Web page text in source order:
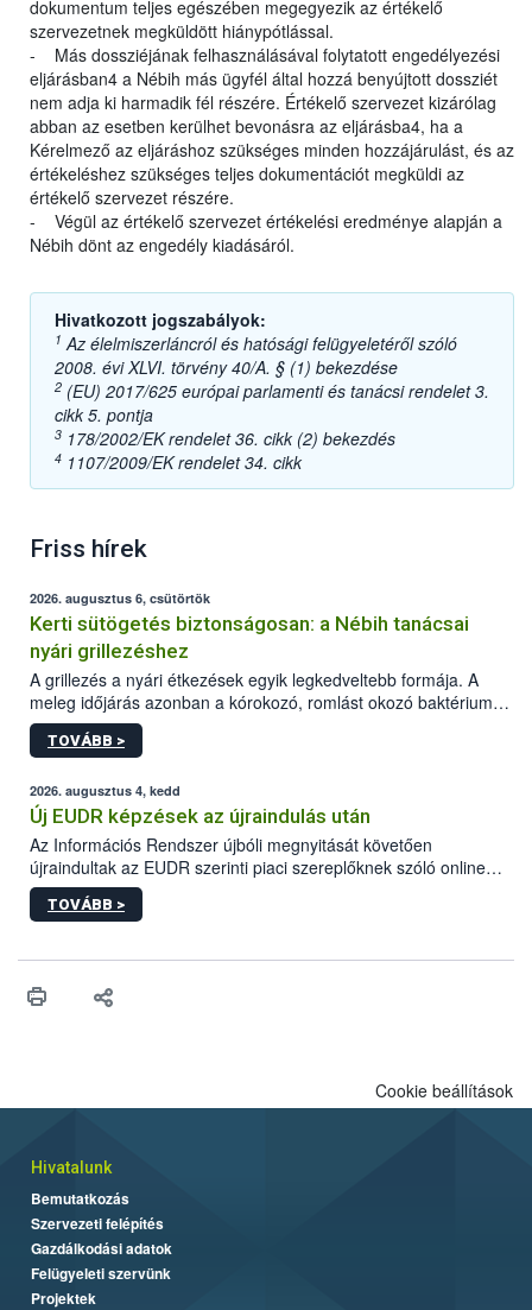
dokumentum teljes egészében megegyezik az értékelő
szervezetnek megküldött hiánypótlással.
- Más dossziéjának felhasználásával folytatott engedélyezési
eljárásban4 a Nébih más ügyfél által hozzá benyújtott dossziét
nem adja ki harmadik fél részére. Értékelő szervezet kizárólag
abban az esetben kerülhet bevonásra az eljárásba4, ha a
Kérelmező az eljáráshoz szükséges minden hozzájárulást, és az
értékeléshez szükséges teljes dokumentációt megküldi az
értékelő szervezet részére.
- Végül az értékelő szervezet értékelési eredménye alapján a
Nébih dönt az engedély kiadásáról.
Hivatkozott jogszabályok:
1 Az élelmiszerláncról és hatósági felügyeletéről szóló
2008. évi XLVI. törvény 40/A. § (1) bekezdése
2 (EU) 2017/625 európai parlamenti és tanácsi rendelet 3.
cikk 5. pontja
3 178/2002/EK rendelet 36. cikk (2) bekezdés
4 1107/2009/EK rendelet 34. cikk
Friss hírek
2026. augusztus 6, csütörtök
Kerti sütögetés biztonságosan: a Nébih tanácsai
nyári grillezéshez
A grillezés a nyári étkezések egyik legkedveltebb formája. A
meleg időjárás azonban a kórokozó, romlást okozó baktériumok
gyorsabb szaporodásának is kedvez. A szabadtéri sütögetés
ezért nem csupán a megfelelő sütési technikáról szól: legalább
higiéniai szabályok betartása, a megfelelő hőkezelés, valamint a
maradékok szakszerű tárolása. A Nemzeti Élelmiszerlánc-
biztonsági Hivatal (Nébih) Oktatási Programja összegyűjtötte a
biztonságos grillezés legfontosabb tudnivalóit.
TOVÁBB >
2026. augusztus 4, kedd
Új EUDR képzések az újraindulás után
Az Információs Rendszer újbóli megnyitását követően
újraindultak az EUDR szerinti piaci szereplőknek szóló online
képzések.
TOVÁBB >
Cookie beállítások
Hivatalunk
Bemutatkozás
Szervezeti felépítés
Gazdálkodási adatok
Felügyeleti szervünk
Projektek